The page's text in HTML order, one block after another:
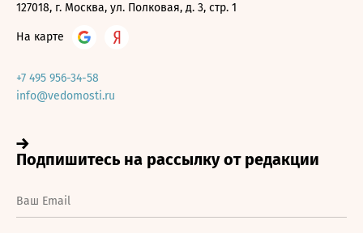
127018, г. Москва, ул. Полковая, д. 3, стр. 1
На карте
+7 495 956-34-58
info@vedomosti.ru